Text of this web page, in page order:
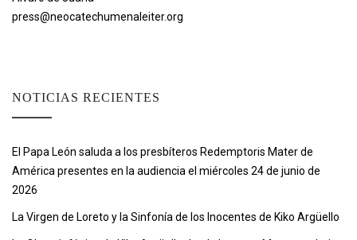
press@neocatechumenaleiter.org
NOTICIAS RECIENTES
El Papa León saluda a los presbíteros Redemptoris Mater de
América presentes en la audiencia el miércoles 24 de junio de
2026
La Virgen de Loreto y la Sinfonía de los Inocentes de Kiko Argüello